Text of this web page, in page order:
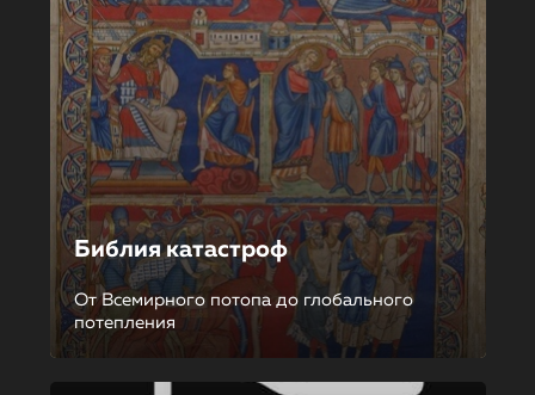
Библия катастроф
От Всемирного потопа до глобального
потепления